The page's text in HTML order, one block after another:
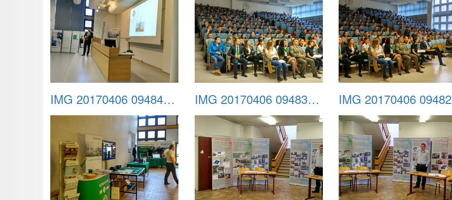
IMG 20170406 094843 HDR IMG 20170406 094834 HDR